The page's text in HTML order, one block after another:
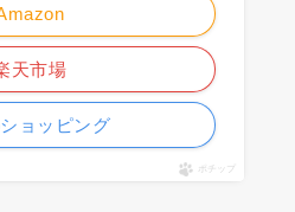
天市場
ョッピング
ポチップ